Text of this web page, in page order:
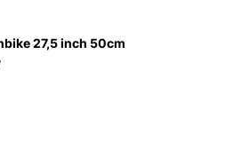
27,5 inch 50cm